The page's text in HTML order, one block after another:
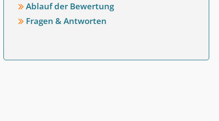
Ablauf der Bewertung
Fragen & Antworten